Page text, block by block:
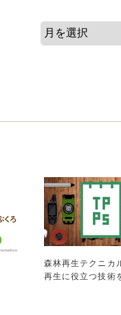
森林再生テクニカ
再生に役立つ技術